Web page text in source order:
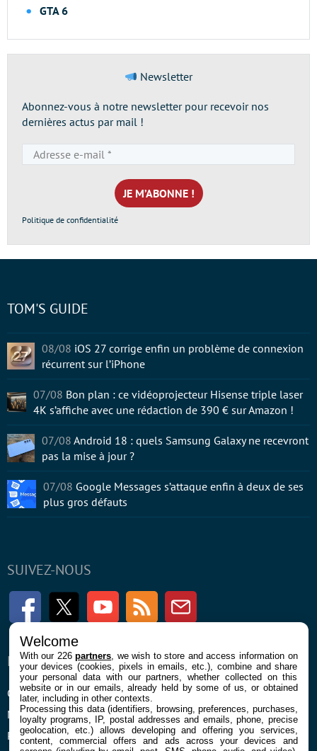
GTA 6
Newsletter
Abonnez-vous à notre newsletter pour recevoir nos
dernières actus par mail !
e-
mail
*
Politique de confidentialité
SUIVEZ-NOUS
FacebookTwitter Youtube RSS Newsletter
ENTREPRISE
Confidentialité et Cookies
Mentions légales et CGU
Préférences Cookies
À PROPOS
Contact
TOM'S GUIDE
08/08 iOS 27 corrige enfin un problème de connexion
récurrent sur l’iPhone
07/08 Bon plan : ce vidéoprojecteur Hisense triple laser
4K s’affiche avec une rédaction de 390 € sur Amazon !
07/08 Android 18 : quels Samsung Galaxy ne recevront
pas la mise à jour ?
07/08 Google Messages s’attaque enfin à deux de ses
plus gros défauts
Welcome
With our 226partners , we wish to store and access information on
your devices (cookies, pixels in emails, etc.), combine and share
your personal data with our partners, whether collected on this
website or in our emails, already held by some of us, or obtained
later, including in other contexts.
Processing this data (identifiers, browsing, preferences, purchases,
loyalty programs, IP, postal addresses and emails, phone, precise
geolocation, etc.) allows developing and offering you services,
content, commercial offers and ads across your devices and